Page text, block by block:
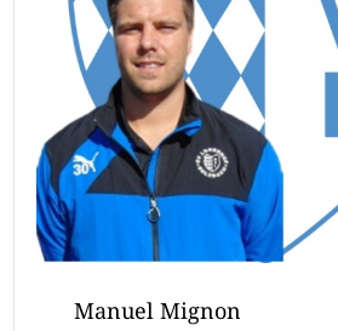
Manuel Mignon